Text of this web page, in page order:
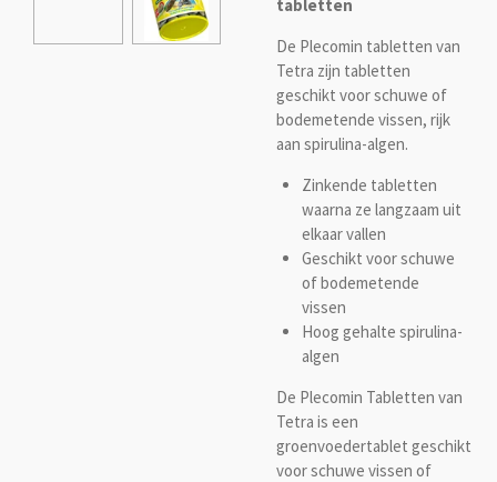
tabletten
De Plecomin tabletten van
Tetra zijn tabletten
geschikt voor schuwe of
bodemetende vissen, rijk
aan spirulina-algen.
Zinkende tabletten
waarna ze langzaam uit
elkaar vallen
Geschikt voor schuwe
of bodemetende
vissen
Hoog gehalte spirulina-
algen
De Plecomin Tabletten van
Tetra is een
groenvoedertablet geschikt
voor schuwe vissen of